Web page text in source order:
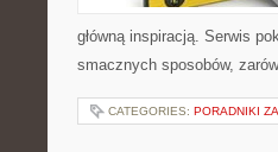
główną inspiracją. Serwis
smacznych sposobów,
CATEGORIES: PORADNIKI